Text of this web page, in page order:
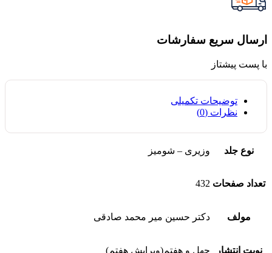
ارسال سریع سفارشات
با پست پیشتاز
توضیحات تکمیلی
نظرات (0)
نوع جلد وزیری – شومیز
تعداد صفحات 432
مولف دکتر حسین میر محمد صادقی
نوبت انتشار چهل و هفتم(ویرایش هفتم)